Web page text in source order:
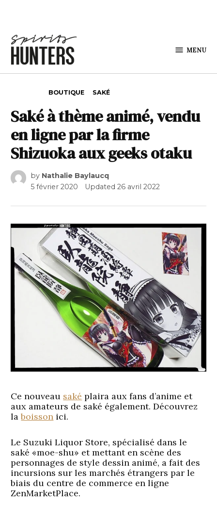
MENU
BOUTIQUE SAKÉ
Saké à thème animé, vendu
en ligne par la firme
Shizuoka aux geeks otaku
by Nathalie Baylaucq
5 février 2020
Updated26 avril 2022
Ce nouveau saké plaira aux fans d’anime et
aux amateurs de saké également. Découvrez
laboisson ici.
Le Suzuki Liquor Store, spécialisé dans le
saké «moe-shu» et mettant en scène des
personnages de style dessin animé, a fait des
incursions sur les marchés étrangers par le
biais du centre de commerce en ligne
ZenMarketPlace.